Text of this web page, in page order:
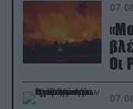
Οι